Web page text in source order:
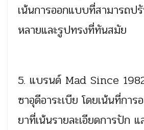
เน้นการออกแบบที่สามารถป
หลายและรูปทรงที่ทันสมัย
5. แบรนด์ Mad Since
ซาอุดีอาระเบีย โดยเน้นที่กา
ยาที่เน้นรายละเอียดการปัก แ